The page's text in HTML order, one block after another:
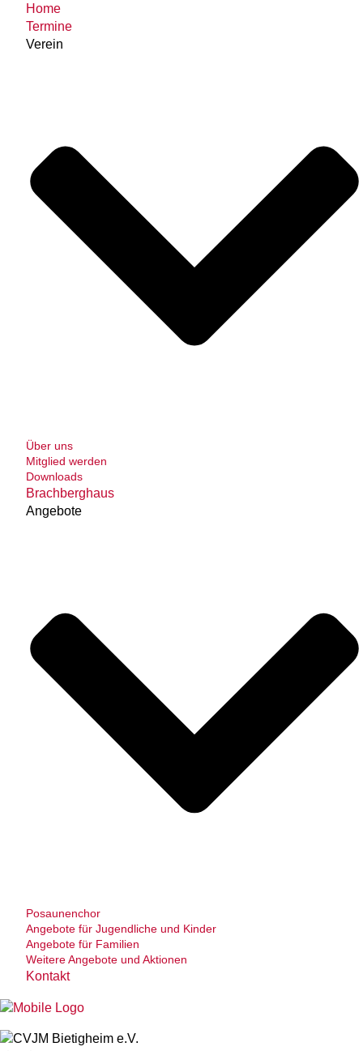
Home
Termine
Verein
Über uns
Mitglied werden
Downloads
Brachberghaus
Angebote
Posaunenchor
Angebote für Jugendliche und Kinder
Angebote für Familien
Weitere Angebote und Aktionen
Kontakt